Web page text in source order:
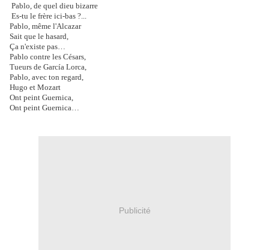
Pablo, de quel dieu bizarre
Es-tu le frère ici-bas ?...
Pablo, même l'Alcazar
Sait que le hasard,
Ça n'existe pas…
Pablo contre les Césars,
Tueurs de García Lorca,
Pablo, avec ton regard,
Hugo et Mozart
Ont peint Guernica,
Ont peint Guernica…
Publicité